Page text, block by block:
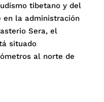
tibetano y del
en la administración
Sera, el
situado
al norte de